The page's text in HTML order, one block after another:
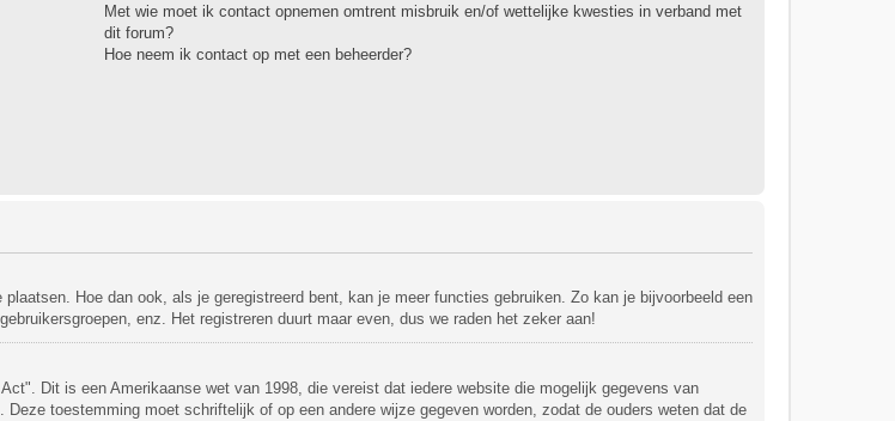
Met wie moet ik contact opnemen omtrent misbruik en/of wettelijke kwesties in verband met
dit forum?
Hoe neem ik contact op met een beheerder?
Hoe dan ook, als je geregistreerd bent, kan je meer functies gebruiken. Zo kan je bijvoorbeeld een
enz. Het registreren duurt maar even, dus we raden het zeker aan!
Dit is een Amerikaanse wet van 1998, die vereist dat iedere website die mogelijk gegevens van
toestemming moet schriftelijk of op een andere wijze gegeven worden, zodat de ouders weten dat de